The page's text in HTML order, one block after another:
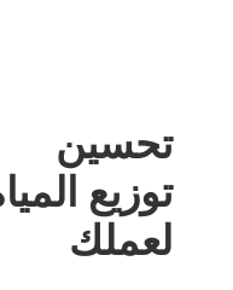
تحسين
توزيع
لعملك